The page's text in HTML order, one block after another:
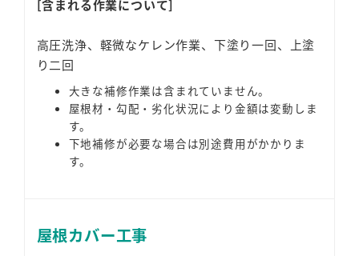
[含まれる作業について]
高圧洗浄、軽微なケレン作業、下塗り一回、上塗
り二回
大きな補修作業は含まれていません。
屋根材・勾配・劣化状況により金額は変動しま
す。
下地補修が必要な場合は別途費用がかかりま
す。
屋根カバー工事